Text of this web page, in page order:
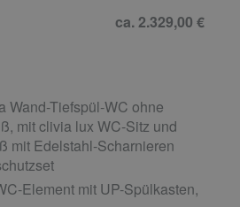
ca. 2.329,00 €
Wand-Tiefspül-WC ohne
mit clivia lux WC-Sitz und
mit Edelstahl-Scharnieren
Element mit UP-Spülkasten,